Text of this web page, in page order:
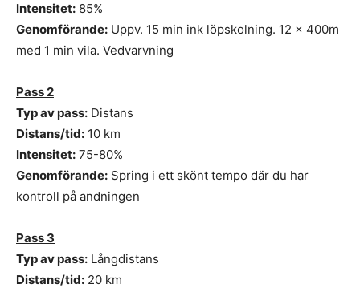
Intensitet: 85%
Genomförande: Uppv. 15 min ink löpskolning. 12 x 400m
med 1 min vila. Vedvarvning
Pass 2
Typ av pass: Distans
Distans/tid: 10 km
Intensitet: 75-80%
Genomförande: Spring i ett skönt tempo där du har
kontroll på andningen
Pass 3
Typ av pass: Långdistans
Distans/tid: 20 km